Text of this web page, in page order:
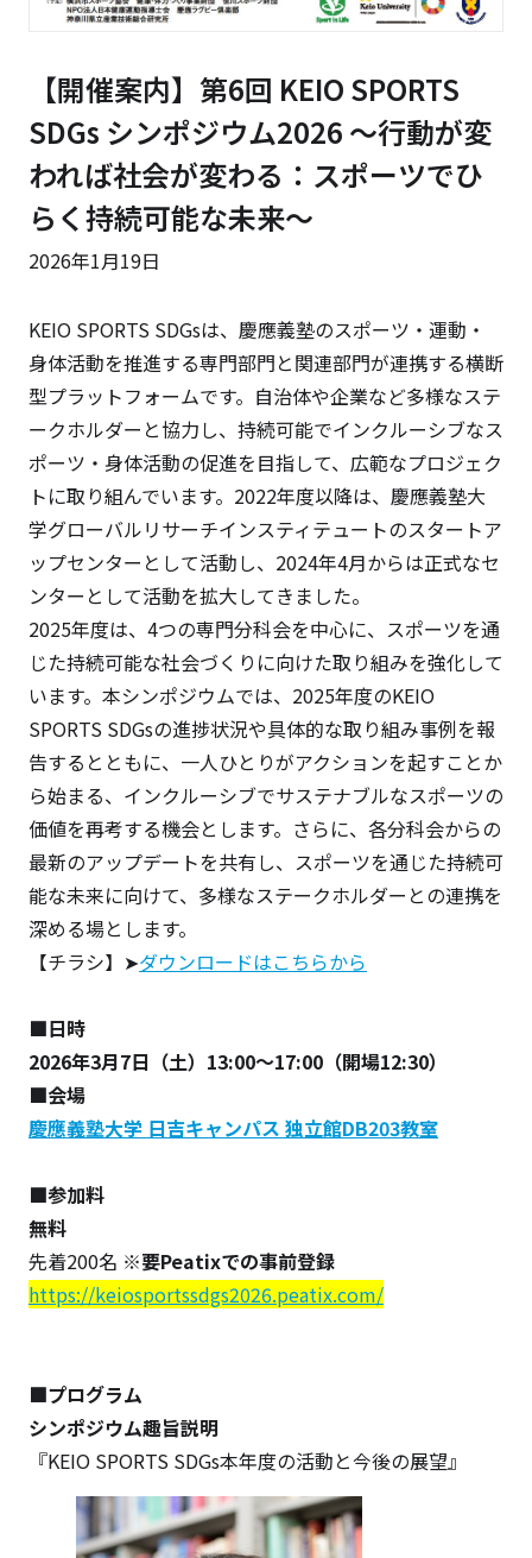
【開催案内】第6回 KEIO SPORTS
SDGs シンポジウム2026 ～行動が変
われば社会が変わる：スポーツでひ
らく持続可能な未来～
2026年1月19日
KEIO SPORTS SDGsは、慶應義塾のスポーツ・運動・
身体活動を推進する専門部門と関連部門が連携する横断
型プラットフォームです。自治体や企業など多様なステ
ークホルダーと協力し、持続可能でインクルーシブなス
ポーツ・身体活動の促進を目指して、広範なプロジェク
トに取り組んでいます。2022年度以降は、慶應義塾大
学グローバルリサーチインスティテュートのスタートア
ップセンターとして活動し、2024年4月からは正式なセ
ンターとして活動を拡大してきました。
2025年度は、4つの専門分科会を中心に、スポーツを通
じた持続可能な社会づくりに向けた取り組みを強化して
います。本シンポジウムでは、2025年度のKEIO
SPORTS SDGsの進捗状況や具体的な取り組み事例を報
告するとともに、一人ひとりがアクションを起すことか
ら始まる、インクルーシブでサステナブルなスポーツの
価値を再考する機会とします。さらに、各分科会からの
最新のアップデートを共有し、スポーツを通じた持続可
能な未来に向けて、多様なステークホルダーとの連携を
深める場とします。
【チラシ】➤ダウンロードはこちらから
■日時
2026年3月7日（土）13:00～17:00（開場12:30）
■会場
慶應義塾大学 日吉キャンパス 独立館DB203教室
■参加料
無料
先着200名 ※要Peatixでの事前登録
https://keiosportssdgs2026.peatix.com/
■プログラム
シンポジウム趣旨説明
『KEIO SPORTS SDGs本年度の活動と今後の展望』